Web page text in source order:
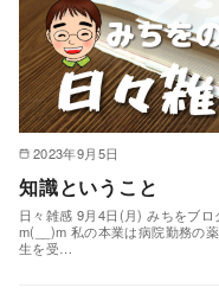
2023年9月5日
知識ということ
日々雑感 9月4日(月) みちをブ
m(__)m 私の本業は病院勤務の
生を受…